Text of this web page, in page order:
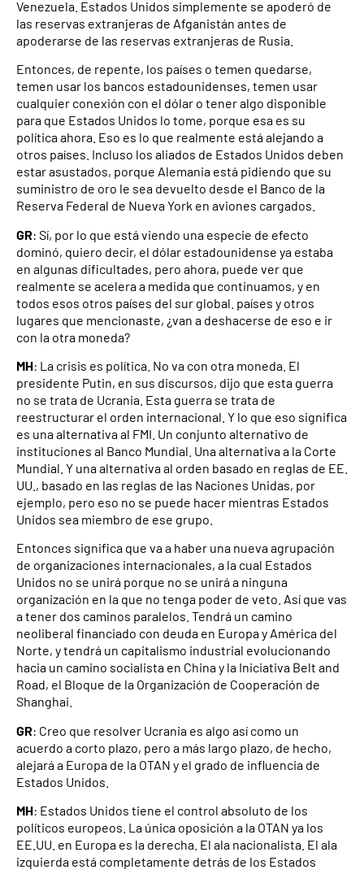
Venezuela. Estados Unidos simplemente se apoderó de
las reservas extranjeras de Afganistán antes de
apoderarse de las reservas extranjeras de Rusia.
Entonces, de repente, los países o temen quedarse,
temen usar los bancos estadounidenses, temen usar
cualquier conexión con el dólar o tener algo disponible
para que Estados Unidos lo tome, porque esa es su
política ahora. Eso es lo que realmente está alejando a
otros países. Incluso los aliados de Estados Unidos deben
estar asustados, porque Alemania está pidiendo que su
suministro de oro le sea devuelto desde el Banco de la
Reserva Federal de Nueva York en aviones cargados.
GR: Sí, por lo que está viendo una especie de efecto
dominó, quiero decir, el dólar estadounidense ya estaba
en algunas dificultades, pero ahora, puede ver que
realmente se acelera a medida que continuamos, y en
todos esos otros países del sur global. países y otros
lugares que mencionaste, ¿van a deshacerse de eso e ir
con la otra moneda?
MH: La crisis es política. No va con otra moneda. El
presidente Putin, en sus discursos, dijo que esta guerra
no se trata de Ucrania. Esta guerra se trata de
reestructurar el orden internacional. Y lo que eso significa
es una alternativa al FMI. Un conjunto alternativo de
instituciones al Banco Mundial. Una alternativa a la Corte
Mundial. Y una alternativa al orden basado en reglas de EE.
UU., basado en las reglas de las Naciones Unidas, por
ejemplo, pero eso no se puede hacer mientras Estados
Unidos sea miembro de ese grupo.
Entonces significa que va a haber una nueva agrupación
de organizaciones internacionales, a la cual Estados
Unidos no se unirá porque no se unirá a ninguna
organización en la que no tenga poder de veto. Así que vas
a tener dos caminos paralelos. Tendrá un camino
neoliberal financiado con deuda en Europa y América del
Norte, y tendrá un capitalismo industrial evolucionando
hacia un camino socialista en China y la Iniciativa Belt and
Road, el Bloque de la Organización de Cooperación de
Shanghai.
GR: Creo que resolver Ucrania es algo así como un
acuerdo a corto plazo, pero a más largo plazo, de hecho,
alejará a Europa de la OTAN y el grado de influencia de
Estados Unidos.
MH: Estados Unidos tiene el control absoluto de los
políticos europeos. La única oposición a la OTAN ya los
EE.UU. en Europa es la derecha. El ala nacionalista. El ala
izquierda está completamente detrás de los Estados